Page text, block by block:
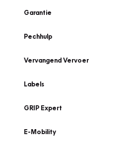
Garantie
Pechhulp
Vervangend Vervoer
Labels
GRIP Expert
E-Mobility